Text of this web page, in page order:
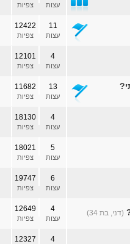
צפיות עצות
12422
צפיות
11
עצות
12101
צפיות
4
עצות
11682
צפיות
13
עצות
18130
צפיות
4
עצות
18021
צפיות
5
עצות
19747
צפיות
6
עצות
(דני, בת 34) 12649
צפיות
4
עצות
12327 4